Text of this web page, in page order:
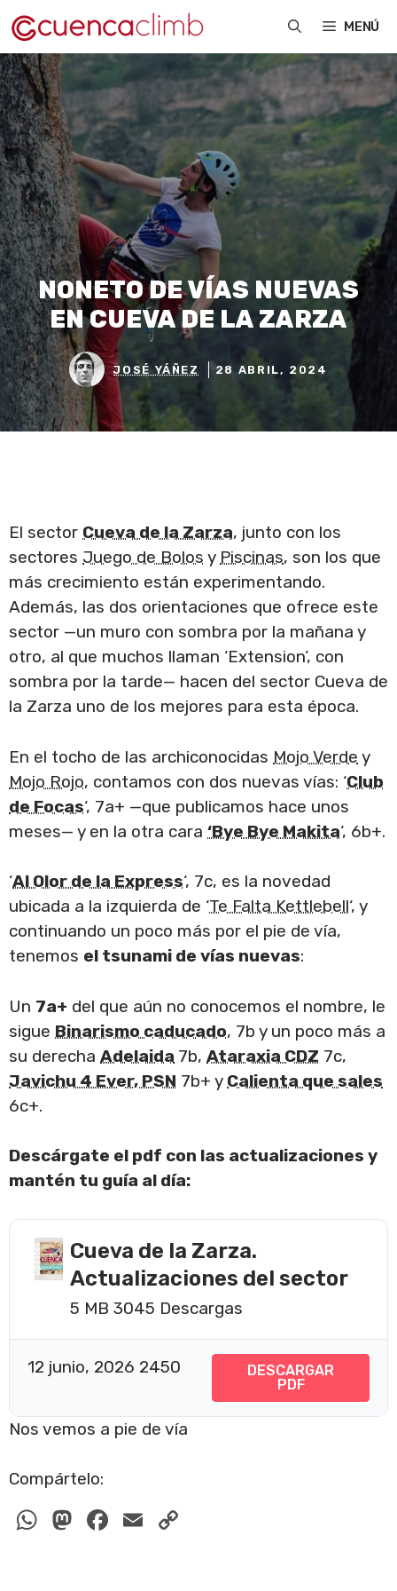
Saltar
al
contenido
MENÚ
NONETO DE VÍAS NUEVAS
EN CUEVA DE LA ZARZA
JOSÉ YÁÑEZ 28 ABRIL, 2024
El sector Cueva de la Zarza, junto con los
sectores Juego de Bolos y Piscinas, son los que
más crecimiento están experimentando.
Además, las dos orientaciones que ofrece este
sector —un muro con sombra por la mañana y
otro, al que muchos llaman ‘Extension’, con
sombra por la tarde— hacen del sector Cueva de
la Zarza uno de los mejores para esta época.
En el tocho de las archiconocidas Mojo Verde y
Mojo Rojo, contamos con dos nuevas vías: ‘Club
de Focas‘, 7a+ —que publicamos hace unos
meses— y en la otra cara ‘Bye Bye Makita‘, 6b+.
‘Al Olor de la Express‘, 7c, es la novedad
ubicada a la izquierda de ‘Te Falta Kettlebell‘, y
continuando un poco más por el pie de vía,
tenemos el tsunami de vías nuevas:
Un 7a+ del que aún no conocemos el nombre, le
sigue Binarismo caducado, 7b y un poco más a
su derecha Adelaida 7b, Ataraxia CDZ 7c,
Javichu 4 Ever, PSN 7b+ y Calienta que sales
6c+.
Descárgate el pdf con las actualizaciones y
mantén tu guía al día:
Cueva de la Zarza.
Actualizaciones del sector
5 MB 3045 Descargas
12 junio, 2026 2450
DESCARGAR
PDF
Nos vemos a pie de vía
Compártelo:
W
M
F
E